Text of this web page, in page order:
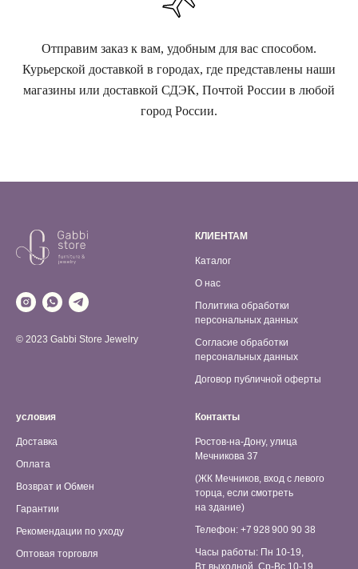
Отправим заказ к вам, удобным для вас способом.
Курьерской доставкой в городах, где представлены наши
магазины или доставкой СДЭК, Почтой России в любой
город России.
© 2023 Gabbi Store Jewelry
КЛИЕНТАМ
Каталог
О нас
Политика обработки
персональных данных
Согласие обработки
персональных данных
Договор публичной оферты
условия
Доставка
Оплата
Возврат и Обмен
Гарантии
Рекомендации по уходу
Оптовая торговля
Контакты
Ростов-на-Дону, улица
Мечникова 37
(ЖК Мечников, вход с левого
торца, если смотреть
на здание)
Телефон: +7 928 900 90 38
Часы работы: Пн 10-19,
Вт выходной, Ср-Вс 10-19